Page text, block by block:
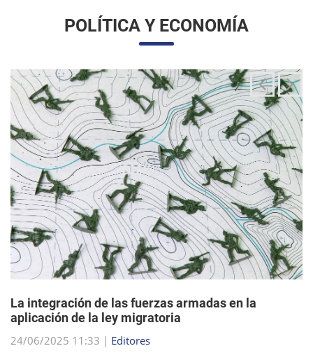
POLÍTICA Y ECONOMÍA
aplicación de la ley migratoria
24/06/2025 11:33 |Editores